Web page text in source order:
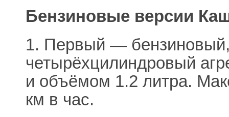
Бензиновые версии
1. Первый —
четырёхцилиндровый
и объёмом 1.2 литра.
км в час.